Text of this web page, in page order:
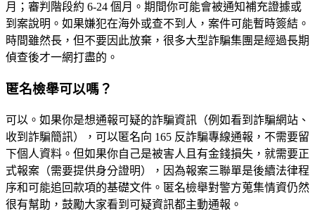
月；審判階段約 6-24 個月。期間你可能會被通知補充證據或
到案說明。如果嫌犯在海外或查不到人，案件可能暫時簽結。
時間雖然長，但不要因此放棄，很多大型詐騙集團是經過長期
偵查後才一網打盡的。
匿名檢舉可以嗎？
可以。如果你是想通報可疑的詐騙資訊（例如看到詐騙網站、
收到詐騙簡訊），可以匿名向 165 反詐騙專線通報，不需要留
下個人資料。但如果你自己是被害人且有金錢損失，就需要正
式報案（需要提供身分證明），因為報案三聯單是後續法律程
序和可能追回款項的基礎文件。匿名檢舉對警方蒐集情資仍然
很有幫助，鼓勵大家看到可疑資訊都主動通報。